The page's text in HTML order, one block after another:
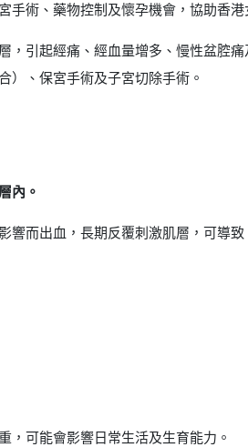
手術、藥物控制及懷孕機會，協助香
，引起經痛、經血量增多、慢性盆腔
）、保宮手術及子宮切除手術。
內。
響而出血，長期反覆刺激肌層，可導致
，可能會影響日常生活及生育能力。